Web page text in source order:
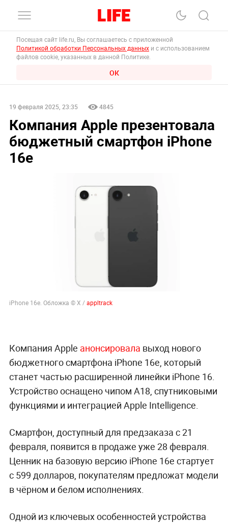
Посещая сайт life.ru, Вы соглашаетесь с приложенной
Политикой обработки Персональных данных и с использованием
файлов cookie, указанных в данной Политике.
ОК
19 февраля 2025, 23:35 4845
Компания Apple презентовала
бюджетный смартфон iPhone
16e
iPhone 16e. Обложка © X /appltrack
Компания Apple анонсировала выход нового
бюджетного смартфона iPhone 16e, который
станет частью расширенной линейки iPhone 16.
Устройство оснащено чипом A18, спутниковыми
функциями и интеграцией Apple Intelligence.
Смартфон, доступный для предзаказа с 21
февраля, появится в продаже уже 28 февраля.
Ценник на базовую версию iPhone 16e стартует
с 599 долларов, покупателям предложат модели
в чёрном и белом исполнениях.
Одной из ключевых особенностей устройства